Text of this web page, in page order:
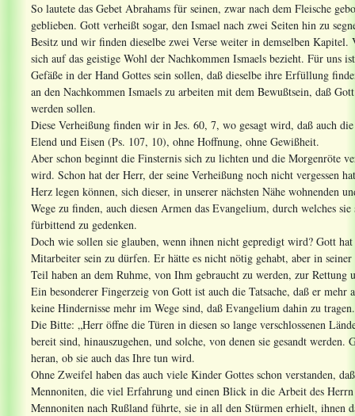
So lautete das Gebet Abrahams für seinen, zwar nach dem Fleische
geblieben. Gott verheißt sogar, den Ismael nach zwei Seiten hin zu
Besitz und wir finden dieselbe zwei Verse weiter in demselben
sich auf das geistige Wohl der Nachkommen Ismaels bezieht. Für uns
Gefäße in der Hand Gottes sein sollen, daß dieselbe ihre Erfüllung
an den Nachkommen Ismaels zu arbeiten mit dem Bewußtsein, daß
werden sollen.
Diese Verheißung finden wir in Jes. 60, 7, wo gesagt wird, daß auch
Elend und Eisen (Ps. 107, 10), ohne Hoffnung, ohne Gewißheit.
Aber schon beginnt die Finsternis sich zu lichten und die Morgenröte
wird. Schon hat der Herr, der seine Verheißung noch nicht vergessen
Herz legen können, sich dieser, in unserer nächsten Nähe wohnenden
Wege zu finden, auch diesen Armen das Evangelium, durch welches
fürbittend zu gedenken.
Doch wie sollen sie glauben, wenn ihnen nicht gepredigt wird? Gott
Mitarbeiter sein zu dürfen. Er hätte es nicht nötig gehabt, aber in
Teil haben an dem Ruhme, von Ihm gebraucht zu werden, zur Rettung
Ein besonderer Fingerzeig von Gott ist auch die Tatsache, daß er
keine Hindernisse mehr im Wege sind, daß Evangelium dahin zu tragen.
Die Bitte: „Herr öffne die Türen in diesen so lange verschlossenen
bereit sind, hinauszugehen, und solche, von denen sie gesandt
heran, ob sie auch das Ihre tun wird.
Ohne Zweifel haben das auch viele Kinder Gottes schon verstanden,
Mennoniten, die viel Erfahrung und einen Blick in die Arbeit des Herrn
Mennoniten nach Rußland führte, sie in all den Stürmen erhielt, ihnen